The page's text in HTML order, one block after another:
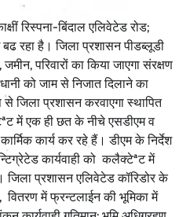
रिस्पना-बिंदाल एलिवेटेड रोड;
रहा है। जिला प्रशासन पीडब्लूडी
परिवारों का किया जाएगा संरक्षण
को जाम से निजात दिलाने का
से जिला प्रशासन करवाएगा स्थापित
में एक ही छत के नीचे एसडीएम व
कार्य कर रहे हैं। डीएम के निर्देश
कार्यवाही को कलैक्टेªट में
जिला प्रशासन एलिवेटेड कॉरिडोर के
वितरण में फ्रन्टलाईन की भूमिका में